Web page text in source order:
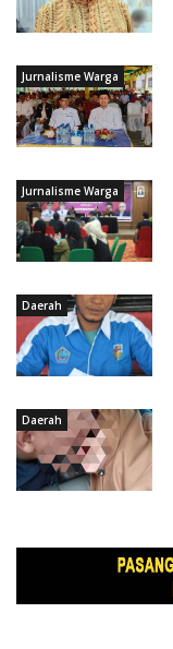
Jurnalisme Warga
Jurnalisme Warga
Daerah
Daerah